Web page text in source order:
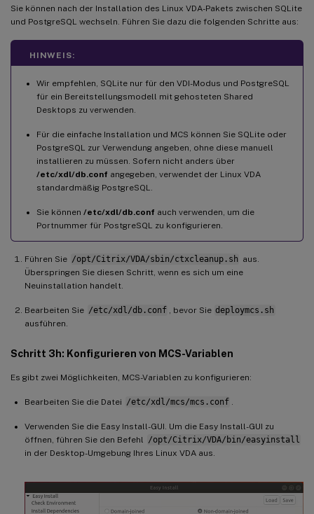
Sie können nach der Installation des Linux VDA-Pakets zwischen SQLite
und PostgreSQL wechseln. Führen Sie dazu die folgenden Schritte aus:
HINWEIS:
Wir empfehlen, SQLite nur für den VDI-Modus und PostgreSQL
für ein Bereitstellungsmodell mit gehosteten Shared
Desktops zu verwenden.
Für die einfache Installation und MCS können Sie SQLite oder
PostgreSQL zur Verwendung angeben, ohne diese manuell
installieren zu müssen. Sofern nicht anders über
/etc/xdl/db.conf angegeben, verwendet der Linux VDA
standardmäßig PostgreSQL.
Sie können /etc/xdl/db.conf auch verwenden, um die
Portnummer für PostgreSQL zu konfigurieren.
Führen Sie /opt/Citrix/VDA/sbin/ctxcleanup.sh aus.
Überspringen Sie diesen Schritt, wenn es sich um eine
Neuinstallation handelt.
Bearbeiten Sie /etc/xdl/db.conf , bevor Sie deploymcs.sh
ausführen.
Schritt 3h: Konfigurieren von MCS-Variablen
Es gibt zwei Möglichkeiten, MCS-Variablen zu konfigurieren:
Bearbeiten Sie die Datei /etc/xdl/mcs/mcs.conf .
Verwenden Sie die Easy Install-GUI. Um die Easy Install-GUI zu
öffnen, führen Sie den Befehl /opt/Citrix/VDA/bin/easyinstall
in der Desktop-Umgebung Ihres Linux VDA aus.